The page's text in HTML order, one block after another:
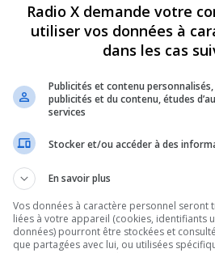
L’hampe
marinée au
Radio X demande votre
utiliser vos données à
dans les cas
Publicités et contenu
publicités et du contenu, études
services
Stocker et/ou accéder à des
En savoir plus
Vos données à caractère personnel seront
liées à votre appareil (cookies, identifiants
données) pourront être stockées et
que partagées avec lui, ou utilisées